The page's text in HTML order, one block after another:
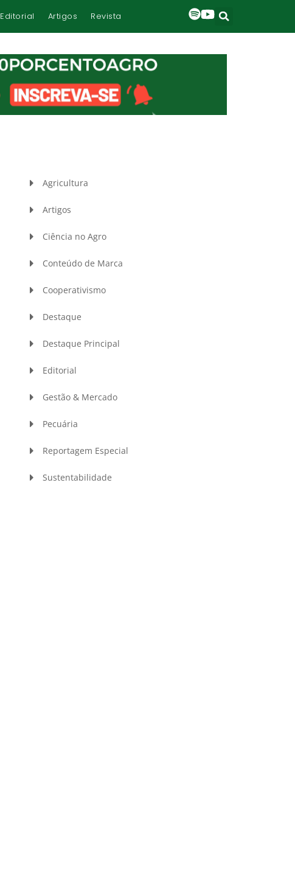
Editorial Artigos Revista
Agricultura
Artigos
Ciência no Agro
Conteúdo de Marca
Cooperativismo
Destaque
Destaque Principal
Editorial
Gestão & Mercado
Pecuária
Reportagem Especial
Sustentabilidade